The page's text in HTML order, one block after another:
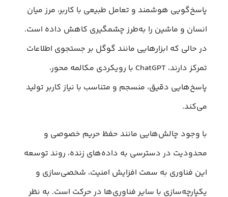
پاسخ‌گویی هوشمند و تعامل طبیعی با کاربر، مرز میان
انسان و ماشین را به‌طرز چشمگیری کاهش داده است.
در حالی که ابزارهایی مانند گوگل بر جستجوی اطلاعات
تمرکز دارند، ChatGPT با رویکردی مکالمه محور،
پاسخ‌هایی دقیق، منسجم و متناسب با نیاز کاربر تولید
می‌کند.
با وجود چالش‌هایی مانند حفظ حریم خصوصی و
محدودیت در دسترسی به داده‌های زنده، روند توسعه‌
این فناوری به سمت افزایش امنیت، شخصی‌سازی و
یکپارچه‌سازی با سایر فناوری‌ها در حرکت است. به نظر